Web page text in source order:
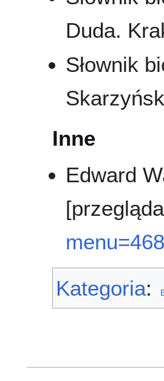
Duda.
Słownik
Inne
Edward
Kategoria: